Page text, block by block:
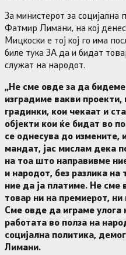
За министерот за социјална
Фатмир Лимани, на кој
Мицкоски е тој кој го има
биле тука ЗА да и бидат
служат на народот.
„Не сме овде за да
изградиме вакви
градинки, кои чекаат и
објекти кои ќе бидат во
се однесува до измените,
мандат, јас мислам дека
на тоа што направивме
и народот, без разлика
ние да ја платиме. Не сме
товар ни на премиерот,
Сме овде да играме улога
работата во полза на
социјална политика,
Лимани.